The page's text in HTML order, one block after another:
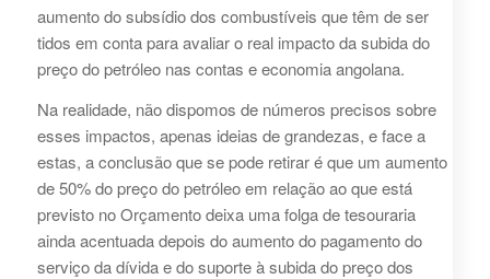
aumento do subsídio dos combustíveis que têm de ser
tidos em conta para avaliar o real impacto da subida do
preço do petróleo nas contas e economia angolana.
Na realidade, não dispomos de números precisos sobre
esses impactos, apenas ideias de grandezas, e face a
estas, a conclusão que se pode retirar é que um aumento
de 50% do preço do petróleo em relação ao que está
previsto no Orçamento deixa uma folga de tesouraria
ainda acentuada depois do aumento do pagamento do
serviço da dívida e do suporte à subida do preço dos